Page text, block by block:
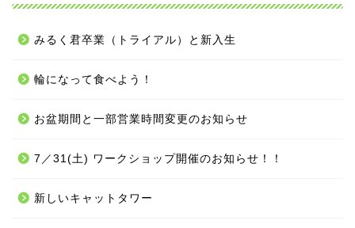
みるく君卒業（トライアル）と新入生
輪になって食べよう！
お盆期間と一部営業時間変更のお知らせ
7／31(土) ワークショップ開催のお知らせ！！
新しいキャットタワー